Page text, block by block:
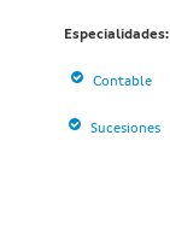
Especialidades:
Contable
Sucesiones